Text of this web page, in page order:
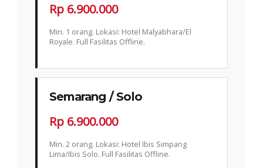
Rp 6.900.000
Min. 1 orang. Lokasi: Hotel Malyabhara/El
Royale. Full Fasilitas Offline.
Semarang / Solo
Rp 6.900.000
Min. 2 orang. Lokasi: Hotel Ibis Simpang
Lima/Ibis Solo. Full Fasilitas Offline.